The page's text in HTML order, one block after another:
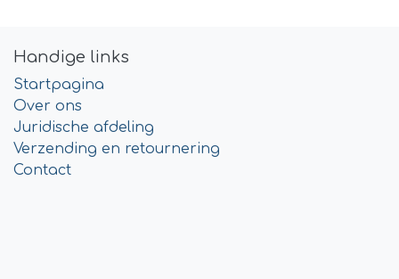
Handige links
Startpagina
Over ons
Juridische afdeling
Verzending en retournering
Contact